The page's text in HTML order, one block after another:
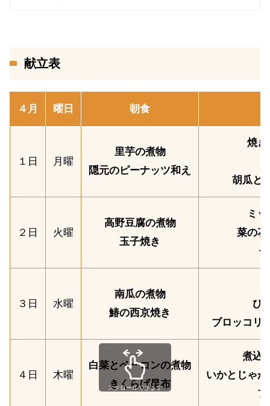
献立表
４月 曜日 朝食
１日 月曜
里芋の煮物
隠元のピーナッツ和え
焼き
胡瓜と
２日 火曜
高野豆腐の煮物
玉子焼き
ミ
菜の
３日 水曜
南瓜の煮物
鰆の西京焼き
ひ
ブロッコリ
４日 木曜
白菜とベーコンの煮物
きくらげ昆布
煮込
いかとじゃ
スクロールできます